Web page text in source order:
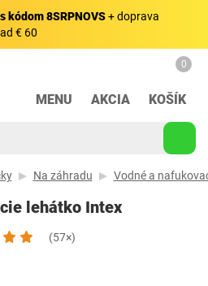
kódom 8SRPNOVS+ doprava
€ 60
MENU AKCIA
0
KOŠÍK
Na záhradu Vodné a
lehátko Intex
(57×)